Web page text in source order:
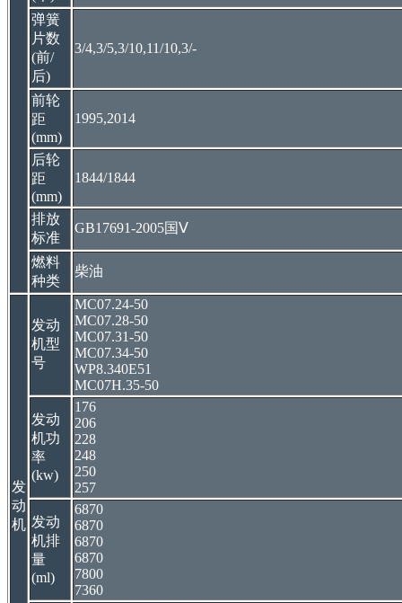
弹簧
片数
(前/
后)
3/4,3/5,3/10,11/10,3/-
前轮
距
(mm)
1995,2014
后轮
距
(mm)
1844/1844
排放
标准
GB17691-2005国Ⅴ
燃料
种类
柴油
发
动
机
发动
机型
号
MC07.24-50
MC07.28-50
MC07.31-50
MC07.34-50
WP8.340E51
MC07H.35-50
发动
机功
率
(kw)
176
206
228
248
250
257
发动
机排
量
(ml)
6870
6870
6870
6870
7800
7360